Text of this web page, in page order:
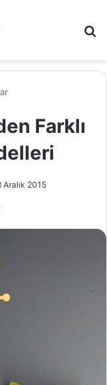
Farklı
2015